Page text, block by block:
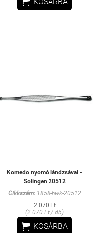
Komedo nyomó lándzsával -
Solingen 20512
Cikkszám:1858-hwk-20512
2 070 Ft
(2 070 Ft / db)
 KOSÁRBA